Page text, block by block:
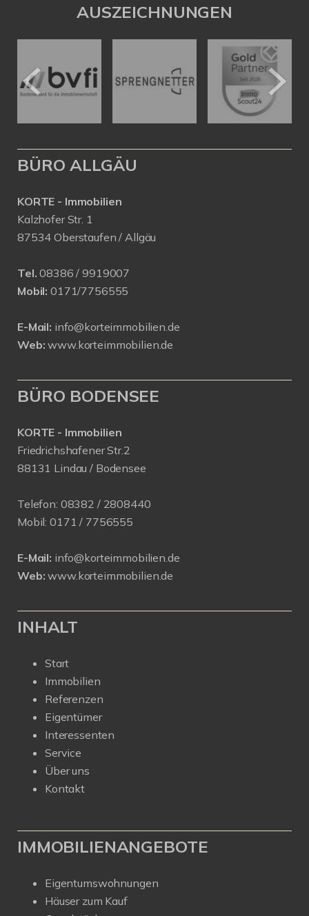
AUSZEICHNUNGEN
BÜRO ALLGÄU
KORTE - Immobilien
Kalzhofer Str. 1
87534 Oberstaufen / Allgäu
Tel. 08386 / 9919007
Mobil: 0171/7756555
E-Mail: info@korteimmobilien.de
Web: www.korteimmobilien.de
BÜRO BODENSEE
KORTE - Immobilien
Friedrichshafener Str.2
88131 Lindau / Bodensee
Telefon: 08382 / 2808440
Mobil: 0171 / 7756555
E-Mail: info@korteimmobilien.de
Web: www.korteimmobilien.de
INHALT
Start
Immobilien
Referenzen
Eigentümer
Interessenten
Service
Über uns
Kontakt
IMMOBILIENANGEBOTE
Eigentumswohnungen
Häuser zum Kauf